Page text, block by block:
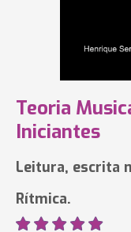
Teoria
Iniciantes
Leitura, escrita
Rítmica.